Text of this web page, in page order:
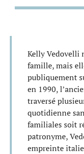
Kelly Vedovelli
famille, mais
publiquement
en 1990,
traversé
quotidienne
familiales soit
patronyme,
empreinte